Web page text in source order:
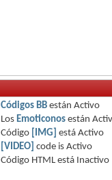
Códigos BB están Activo
Los Emoticonos están
Código
[IMG] está Activo
[VIDEO] code is Activo
Código HTML está Inactivo